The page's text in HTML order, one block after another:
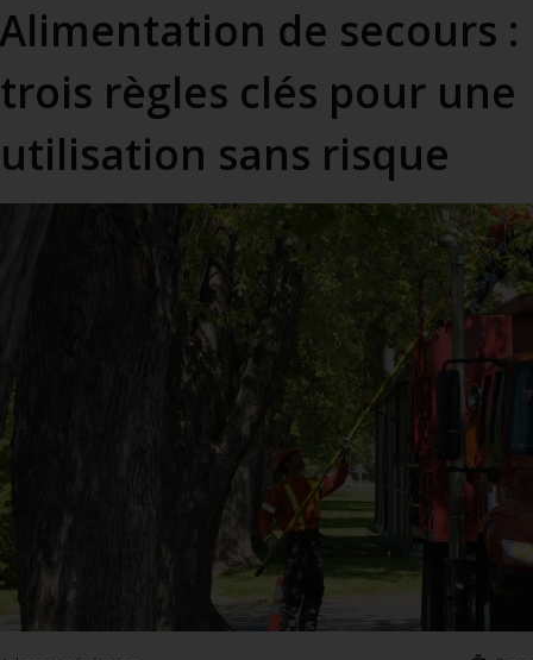
Alimentation de secours :
trois règles clés pour une
utilisation sans risque